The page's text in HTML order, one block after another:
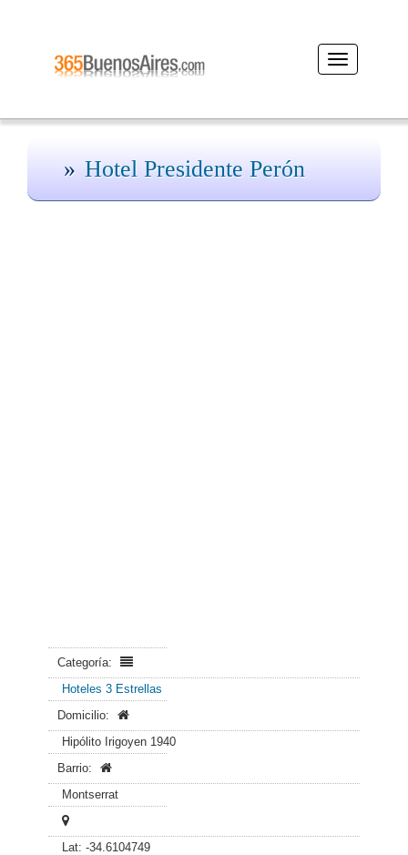
Desplegar
navegación
Hotel Presidente Perón
Categoría:
Hoteles 3 Estrellas
Domicilio:
Hipólito Irigoyen 1940
Barrio:
Montserrat
Lat: -34.6104749